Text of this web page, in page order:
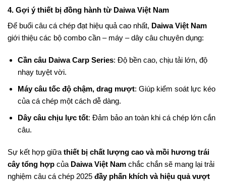
4. Gợi ý thiết bị đồng hành từ Daiwa Việt Nam
Để buổi câu cá chép đạt hiệu quả cao nhất, Daiwa Việt Nam
giới thiệu các bộ combo cần – máy – dây câu chuyên dụng:
Cần câu Daiwa Carp Series: Độ bền cao, chịu tải lớn, độ
nhạy tuyệt vời.
Máy câu tốc độ chậm, drag mượt: Giúp kiểm soát lực kéo
của cá chép một cách dễ dàng.
Dây câu chịu lực tốt: Đảm bảo an toàn khi cá chép lớn cắn
câu.
Sự kết hợp giữa thiết bị chất lượng cao và mồi hương trái
cây tổng hợp của Daiwa Việt Nam chắc chắn sẽ mang lại trải
nghiệm câu cá chép 2025 đầy phấn khích và hiệu quả vượt